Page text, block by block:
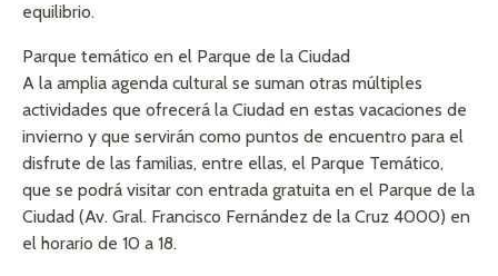
equilibrio.
Parque temático en el Parque de la Ciudad
A la amplia agenda cultural se suman otras múltiples
actividades que ofrecerá la Ciudad en estas vacaciones de
invierno y que servirán como puntos de encuentro para el
disfrute de las familias, entre ellas, el Parque Temático,
que se podrá visitar con entrada gratuita en el Parque de la
Ciudad (Av. Gral. Francisco Fernández de la Cruz 4000) en
el horario de 10 a 18.